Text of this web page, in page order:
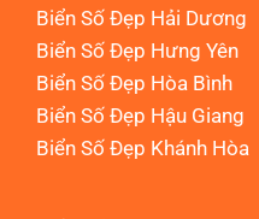
Biển Số Đẹp Hải Dương
Biển Số Đẹp Hưng Yên
Biển Số Đẹp Hòa Bình
Biển Số Đẹp Hậu Giang
Biển Số Đẹp Khánh Hòa